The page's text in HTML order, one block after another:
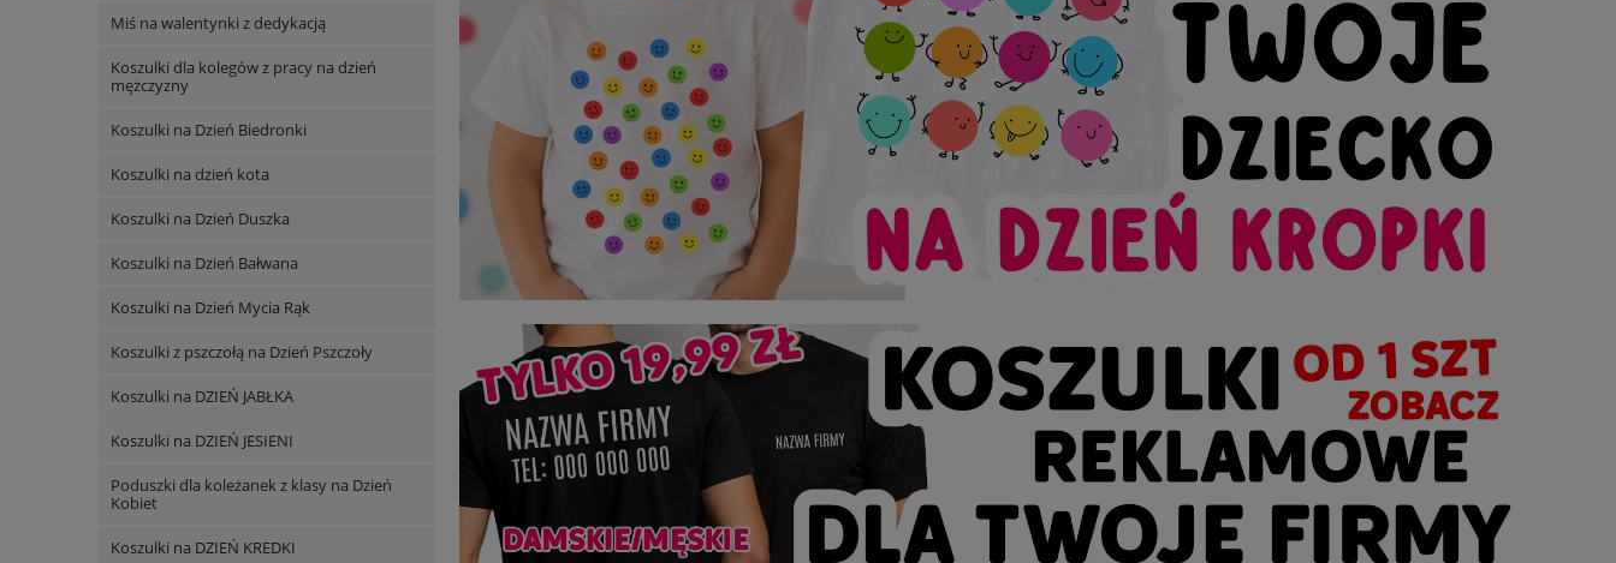
Miś na walentynki z dedykacją
Koszulki dla kolegów z pracy na dzień
mężczyzny
Koszulki na Dzień Biedronki
Koszulki na dzień kota
Koszulki na Dzień Duszka
Koszulki na Dzień Bałwana
Koszulki na Dzień Mycia Rąk
Koszulki z pszczołą na Dzień Pszczoły
Koszulki na DZIEŃ JABŁKA
Koszulki na DZIEŃ JESIENI
Poduszki dla koleżanek z klasy na Dzień
Kobiet
Koszulki na DZIEŃ KREDKI